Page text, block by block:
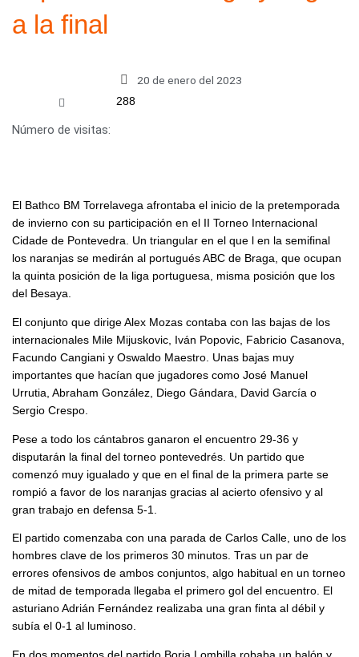
a la final
20 de enero del 2023
Número de visitas:
288
El Bathco BM Torrelavega afrontaba el inicio de la pretemporada
de invierno con su participación en el II Torneo Internacional
Cidade de Pontevedra. Un triangular en el que l en la semifinal
los naranjas se medirán al portugués ABC de Braga, que ocupan
la quinta posición de la liga portuguesa, misma posición que los
del Besaya.
El conjunto que dirige Alex Mozas contaba con las bajas de los
internacionales Mile Mijuskovic, Iván Popovic, Fabricio Casanova,
Facundo Cangiani y Oswaldo Maestro. Unas bajas muy
importantes que hacían que jugadores como José Manuel
Urrutia, Abraham González, Diego Gándara, David García o
Sergio Crespo.
Pese a todo los cántabros ganaron el encuentro 29-36 y
disputarán la final del torneo pontevedrés. Un partido que
comenzó muy igualado y que en el final de la primera parte se
rompió a favor de los naranjas gracias al acierto ofensivo y al
gran trabajo en defensa 5-1.
El partido comenzaba con una parada de Carlos Calle, uno de los
hombres clave de los primeros 30 minutos. Tras un par de
errores ofensivos de ambos conjuntos, algo habitual en un torneo
de mitad de temporada llegaba el primero gol del encuentro. El
asturiano Adrián Fernández realizaba una gran finta al débil y
subía el 0-1 al luminoso.